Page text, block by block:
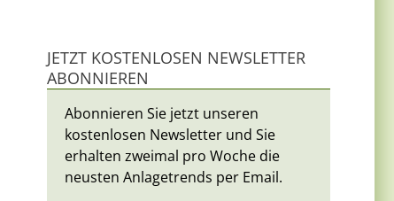
JETZT KOSTENLOSEN NEWSLETTER
ABONNIEREN
Abonnieren Sie jetzt unseren
kostenlosen Newsletter und Sie
erhalten zweimal pro Woche die
neusten Anlagetrends per Email.